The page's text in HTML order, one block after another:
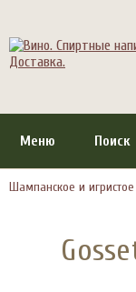
Меню Поиск
Шампанское и игристое